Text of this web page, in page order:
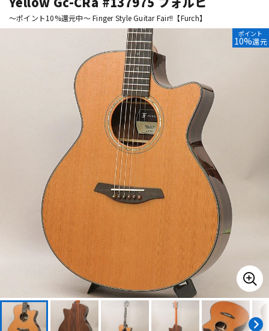
ウクレレ
パーカッション
キーボード 電子ピアノ
その他楽器
アンプ エフェクター
DJ機器 DTM
～ポイント10%還元中～ Finger Style Guitar Fair!!【Furch】
ポイント
10%還元